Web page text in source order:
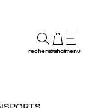
rechercheachatmenu